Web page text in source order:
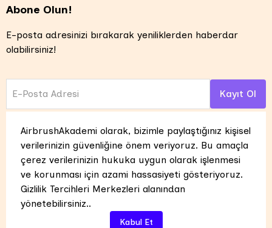
AirbrushAkademi olarak, bizimle paylaştığınız kişisel
verilerinizin güvenliğine önem veriyoruz. Bu amaçla
çerez verilerinizin hukuka uygun olarak işlenmesi
ve korunması için azami hassasiyeti gösteriyoruz.
Gizlilik Tercihleri Merkezleri alanından
yönetebilirsiniz..
Kabul Et
Abone Olun!
E-posta adresinizi bırakarak yeniliklerden haberdar
olabilirsiniz!
E-Posta Adresi Kayıt Ol
Tüm hakları saklıdır. UNTRASOL ENERJİ İÇ VE DIŞ TİCARET
LİMİTED ŞİRKETİ Alacaatlı Mahallesi 5110. Sokak No:3B / 54
Çankaya Ankara / Türkiye TEL : +90 533 544 52 84
Powered by ikas